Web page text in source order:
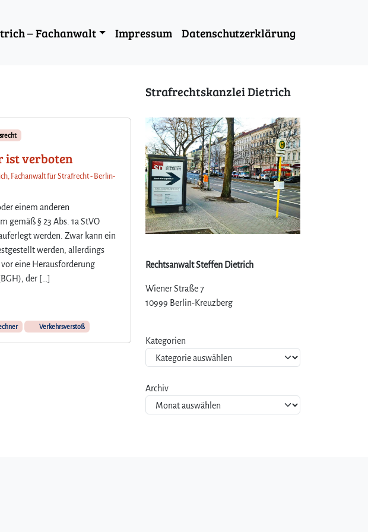
– Fachanwalt Impressum Datenschutzerklärung
ist verboten
Fachanwalt für Strafrecht - Berlin-
einem anderen
gemäß § 23 Abs. 1a StVO
werden. Zwar kann ein
werden, allerdings
eine Herausforderung
der […]
Verkehrsverstoß
Strafrechtskanzlei Dietrich
Rechtsanwalt Steffen Dietrich
Wiener Straße 7
10999 Berlin-Kreuzberg
Kategorien
Archiv